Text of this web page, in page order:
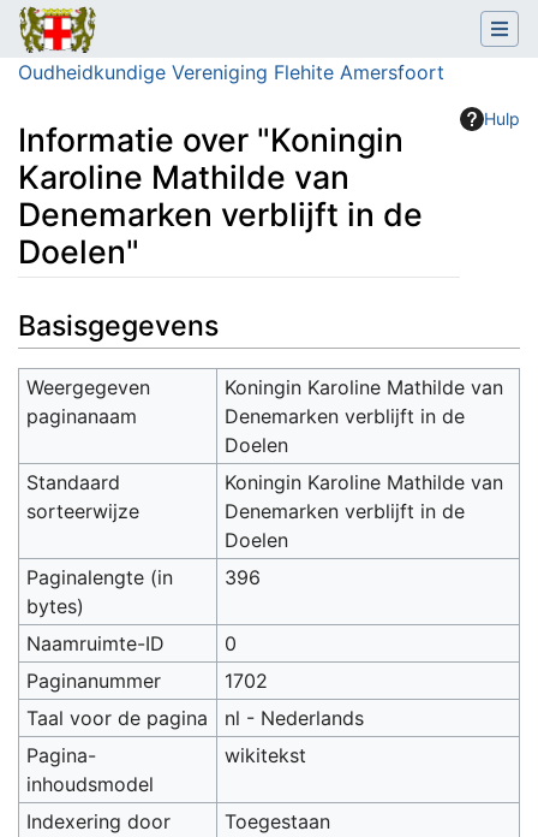
Oudheidkundige Vereniging Flehite Amersfoort
Hulp
Informatie over "Koningin
Karoline Mathilde van
Denemarken verblijft in de
Doelen"
Ga naar:
Basisgegevens
Weergegeven
paginanaam
Koningin Karoline Mathilde van
Denemarken verblijft in de
Doelen
Standaard
sorteerwijze
Koningin Karoline Mathilde van
Denemarken verblijft in de
Doelen
Paginalengte (in
bytes)
396
Naamruimte-ID
0
Paginanummer
1702
Taal voor de pagina
nl - Nederlands
Pagina-
inhoudsmodel
wikitekst
Indexering door
Toegestaan